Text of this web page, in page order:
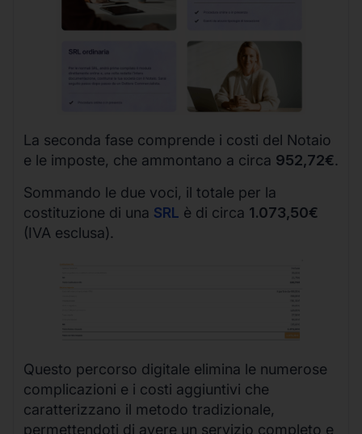
La seconda fase comprende i costi del Notaio
e le imposte, che ammontano a circa 952,72€.
Sommando le due voci, il totale per la
costituzione di una SRL è di circa 1.073,50€
(IVA esclusa).
Questo percorso digitale elimina le numerose
complicazioni e i costi aggiuntivi che
caratterizzano il metodo tradizionale,
permettendoti di avere un servizio completo e